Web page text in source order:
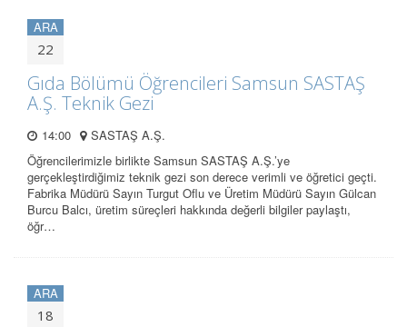
ARA
22
Gıda Bölümü Öğrencileri Samsun SASTAŞ
A.Ş. Teknik Gezi
14:00
SASTAŞ A.Ş.
Öğrencilerimizle birlikte Samsun SASTAŞ A.Ş.’ye
gerçekleştirdiğimiz teknik gezi son derece verimli ve öğretici geçti.
Fabrika Müdürü Sayın Turgut Oflu ve Üretim Müdürü Sayın Gülcan
Burcu Balcı, üretim süreçleri hakkında değerli bilgiler paylaştı,
öğr…
ARA
18